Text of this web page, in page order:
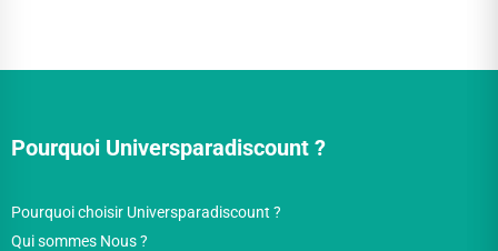
Pourquoi Universparadiscount ?
Pourquoi choisir Universparadiscount ?
Qui sommes Nous ?